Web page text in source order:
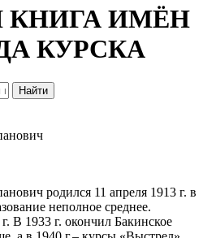
КНИГА ИМЁН
КУРСКА
Найти
родился 11 апреля 1913 г. в
неполное среднее.
В 1933 г. окончил Бакинское